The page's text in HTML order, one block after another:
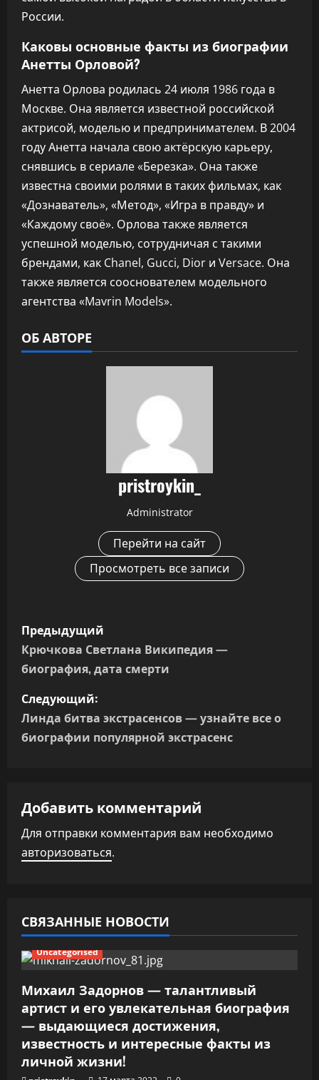
России.
Каковы основные факты из биографии
Анетты Орловой?
Анетта Орлова родилась 24 июля 1986 года в
Москве. Она является известной российской
актрисой, моделью и предпринимателем. В 2004
году Анетта начала свою актёрскую карьеру,
снявшись в сериале «Березка». Она также
известна своими ролями в таких фильмах, как
«Дознаватель», «Метод», «Игра в правду» и
«Каждому своё». Орлова также является
успешной моделью, сотрудничая с такими
брендами, как Chanel, Gucci, Dior и Versace. Она
также является сооснователем модельного
агентства «Mavrin Models».
ОБ АВТОРЕ
pristroykin_
Administrator
Перейти на сайт
Просмотреть все записи
Н
а
в
и
г
ц
и
я
о
з
а
п
и
с
Предыдущий
Крючкова Светлана Википедия —
биография, дата смерти
Следующий:
Линда битва экстрасенсов — узнайте все о
биографии популярной экстрасенс
Добавить комментарий
Для отправки комментария вам необходимо
авторизоваться.
СВЯЗАННЫЕ НОВОСТИ
Uncategorised
Михаил Задорнов — талантливый
артист и его увлекательная биография
— выдающиеся достижения,
известность и интересные факты из
личной жизни!